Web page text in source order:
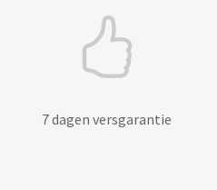
7 dagen versgarantie